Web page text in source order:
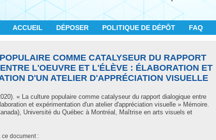
ACCUEIL DÉPOSER POLITIQUE DE DÉPÔT FAQ
COMME CATALYSEUR DU RAPPORT
L'OEUVRE ET L'ÉLÈVE : ÉLABORATION ET
D'UN ATELIER D'APPRÉCIATION VISUELLE
« La culture populaire comme catalyseur du rapport dialogique entre
et expérimentation d'un atelier d'appréciation visuelle » Mémoire.
Université du Québec à Montréal, Maîtrise en arts visuels et
ce document :